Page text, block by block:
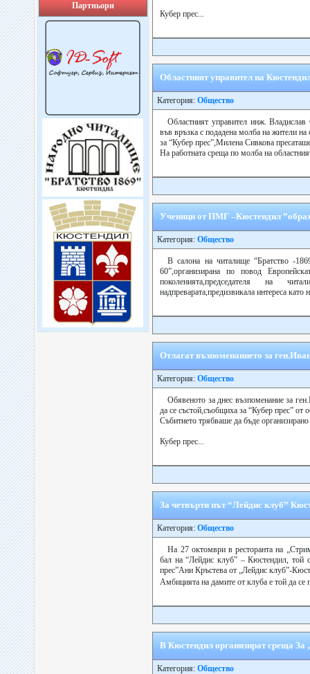
Партньори
Кубер прес...
Областният управител на
Категория: Общество
Областният управител инж.
във връзка с подадена молба на жители на
за “Кубер прес”,Милена Сивкова
На работната среща по молба на
Ученици от ПМГ –Кюстендил
Категория: Общество
В салона на читалище “Братство -
60”,организирана по повод
поколенията,председателя на
надпреварата,предизвикала интереса
Отлагат възпоменанието за
Категория: Общество
Обявеното за днес възпоменание за
да се състой,съобщиха за “Кубер прес” от
Събитието трябваше да бъде
Кубер прес...
За четвърти път “Лейдис клуб”
Категория: Общество
На 27 октомври в ресторанта на
бал на “Лейдис клуб” – Кюстендил, той
прес”Ани Кръстева от „Лейдис клуб”-
Амбицията на дамите от клуба е той да
В Кюстендил организират среща За
Категория: Общество